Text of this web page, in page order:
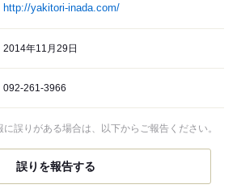
http://yakitori-inada.com/
2014年11月29日
092-261-3966
誤りがある場合は、以下からご報告ください。
誤りを報告する